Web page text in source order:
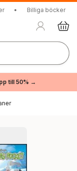
• Billiga böcker
till 50% →